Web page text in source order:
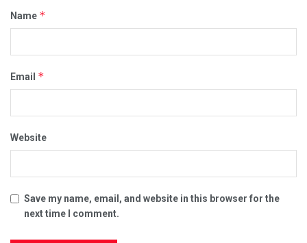
Name *
Email *
Website
Save my name, email, and website in this browser for the
next time I comment.